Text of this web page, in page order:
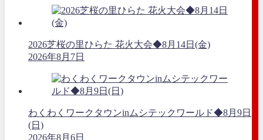
2026芝桜の里ひらた 花火大会◆8月14日(金)
2026年8月7日
わくわくワークタウンinムシテックワールド◆8月9日
(日)
2026年8月6日